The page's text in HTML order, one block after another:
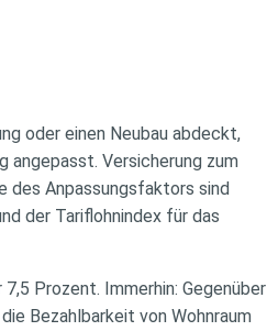
oder einen Neubau abdeckt,
angepasst. Versicherung zum
des Anpassungsfaktors sind
der Tariflohnindex für das
Prozent. Immerhin: Gegenüber
Bezahlbarkeit von Wohnraum